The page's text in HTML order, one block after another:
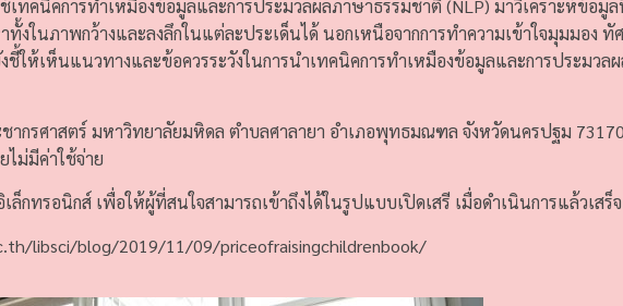
ทคนิคการทำเหมืองข้อมูลและการประมวลผลภาษาธรรมชาติ (NLP) มาวิเคราะห์ข้อมู
งในภาพกว้างและลงลึกในแต่ละประเด็นได้ นอกเหนือจากการทำความเข้าใจมุมมอง
ให้เห็นแนวทางและข้อควรระวังในการนำเทคนิคการทำเหมืองข้อมูลและการประมวล
ากรศาสตร์ มหาวิทยาลัยมหิดล ตำบลศาลายา อำเภอพุทธมณฑล จังหวัดนครปฐม
ไม่มีค่าใช้จ่าย
กทรอนิกส์ เพื่อให้ผู้ที่สนใจสามารถเข้าถึงได้ในรูปแบบเปิดเสรี เมื่อดำเนินการแล้วเสร็
libsci/blog/2019/11/09/priceofraisingchildrenbook/